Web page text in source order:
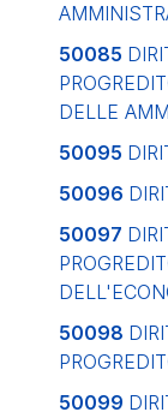
50085
DELLE
50095
50096
50097
50098
50099